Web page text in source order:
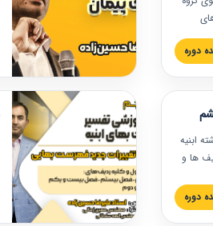
است که
دوره
ابنیه
ها و
های
دوره